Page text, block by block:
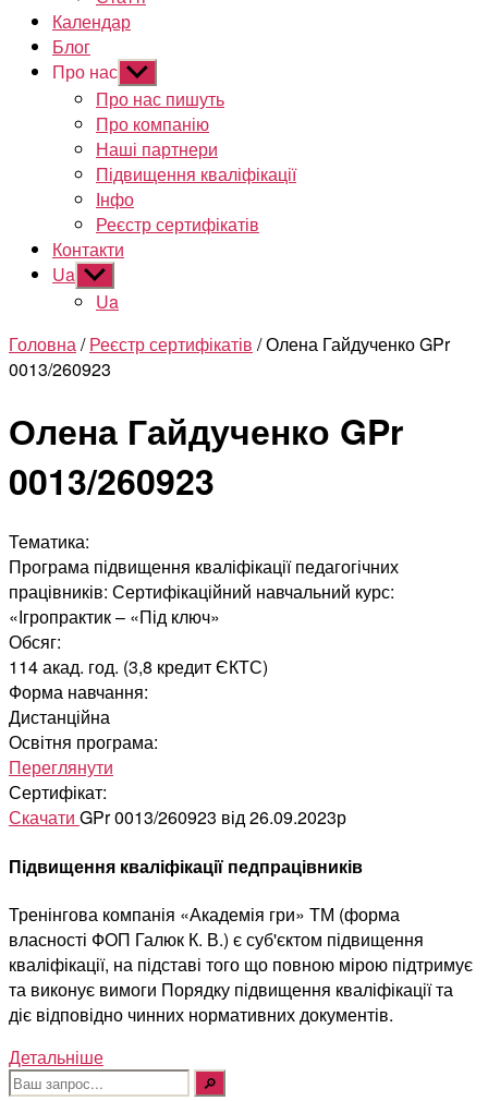
Календар
Блог
Про нас Показати
підменю
Про нас пишуть
Про компанію
Наші партнери
Підвищення кваліфікації
Інфо
Реєстр сертифікатів
Контакти
Ua Показати
підменю
Ua
Головна/Реєстр сертифікатів / Олена Гайдученко GPr
0013/260923
Олена Гайдученко GPr
0013/260923
Тематика:
Програма підвищення кваліфікації педагогічних
працівників: Сертифікаційний навчальний курс:
«Ігропрактик – «Під ключ»
Обсяг:
114 акад. год. (3,8 кредит ЄКТС)
Форма навчання:
Дистанційна
Освітня програма:
Переглянути
Сертифікат:
Скачати GPr 0013/260923 від 26.09.2023р
Підвищення кваліфікації педпрацівників
Тренінгова компанія «Академія гри» ТМ (форма
власності ФОП Галюк К. В.) є суб'єктом підвищення
кваліфікації, на підставі того що повною мірою підтримує
та виконує вимоги Порядку підвищення кваліфікації та
діє відповідно чинних нормативних документів.
Детальніше
Шукати: